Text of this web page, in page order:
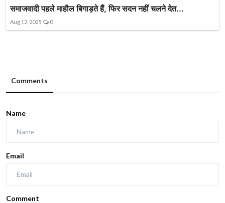
समाजवादी पहले माहौल बिगाड़ते हैं, फिर सदन नहीं चलने देत...
Aug 12, 2025 0
Comments
Name
Email
Comment